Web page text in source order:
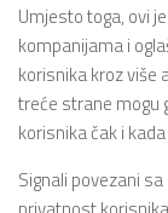
Umjesto toga, ovi
kompanijama i
korisnika kroz više
treće strane mogu
korisnika čak i
Signali povezani